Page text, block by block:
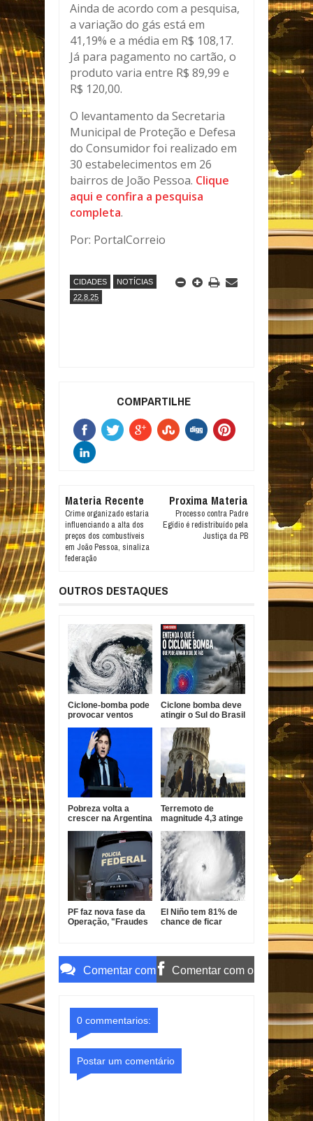
Ainda de acordo com a pesquisa,
a variação do gás está em
41,19% e a média em R$ 108,17.
Já para pagamento no cartão, o
produto varia entre R$ 89,99 e
R$ 120,00.
O levantamento da Secretaria
Municipal de Proteção e Defesa
do Consumidor foi realizado em
30 estabelecimentos em 26
bairros de João Pessoa. Clique
aqui e confira a pesquisa
completa.
Por: PortalCorreio
CIDADES
NOTÍCIAS
22.8.25
COMPARTILHE
Materia Recente
Crime organizado estaria
influenciando a alta dos
preços dos combustíveis
em João Pessoa, sinaliza
federação
Proxima Materia
Processo contra Padre
Egídio é redistribuído pela
Justiça da PB
OUTROS DESTAQUES
Ciclone-bomba pode
provocar ventos
temporais em parte
do Brasil
Ciclone bomba deve
atingir o Sul do Brasil
de 100 km/h
Pobreza volta a
crescer na Argentina
ajuste econômico
Terremoto de
magnitude 4,3 atinge
moradores na Itália
PF faz nova fase da
Operação, "Fraudes
Rocha e advogado
El Niño tem 81% de
chance de ficar
Brasil
Comentar com Comentar com o
0 commentarios:
Postar um comentário